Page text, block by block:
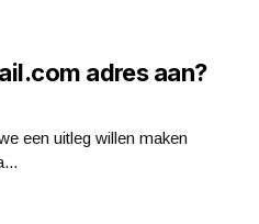
adres aan?
een uitleg willen maken